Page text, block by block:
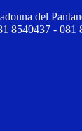
del
8540437 - 081